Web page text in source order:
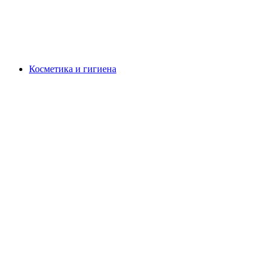
Косметика и гигиена